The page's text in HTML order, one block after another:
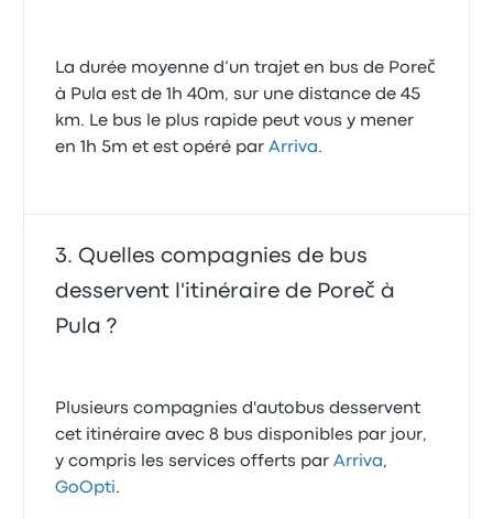
La durée moyenne d’un trajet en bus de Poreč
à Pula est de 1h 40m, sur une distance de 45
km. Le bus le plus rapide peut vous y mener
en 1h 5m et est opéré parArriva.
Quelles compagnies de bus
desservent l'itinéraire de Poreč à
Pula ?
Plusieurs compagnies d'autobus desservent
cet itinéraire avec 8 bus disponibles par jour,
y compris les services offerts parArriva,
GoOpti.